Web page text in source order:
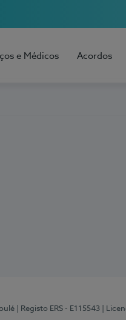
e Médicos Acordos
| Registo ERS - E115543 |